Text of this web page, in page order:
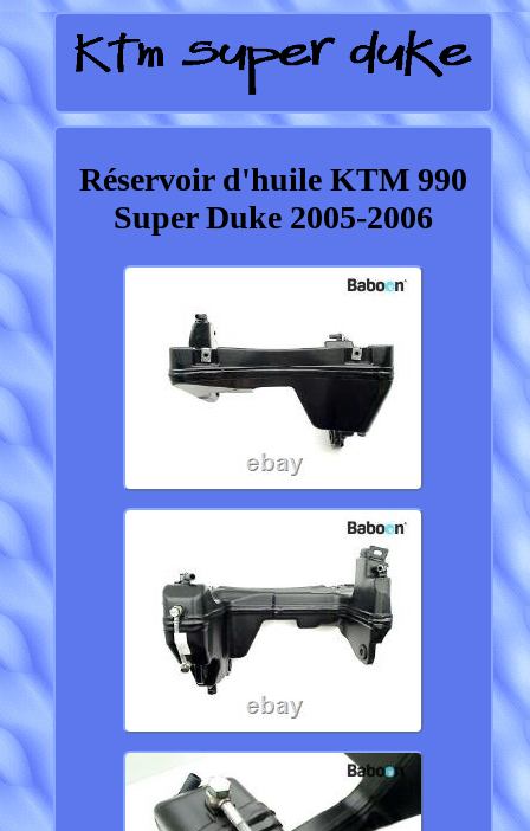
Réservoir d'huile KTM 990
Super Duke 2005-2006